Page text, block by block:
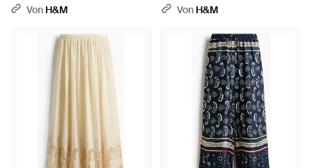
Von H&M
Schwarz
Von H&M